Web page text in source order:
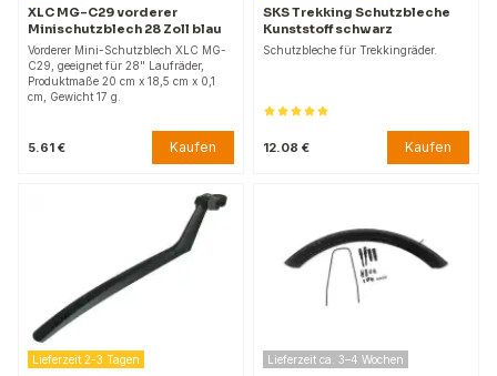
XLC MG-C29 vorderer
Minischutzblech 28 Zoll blau
Vorderer Mini-Schutzblech XLC MG-
C29, geeignet für 28" Laufräder,
Produktmaße 20 cm x 18,5 cm x 0,1
cm, Gewicht 17 g.
5.61 € Kaufen
SKS Trekking Schutzbleche
Kunststoff schwarz
Schutzbleche für Trekkingräder.
12.08 € Kaufen
Lieferzeit 2-3 Tagen Lieferzeit ca. 3–4 Wochen